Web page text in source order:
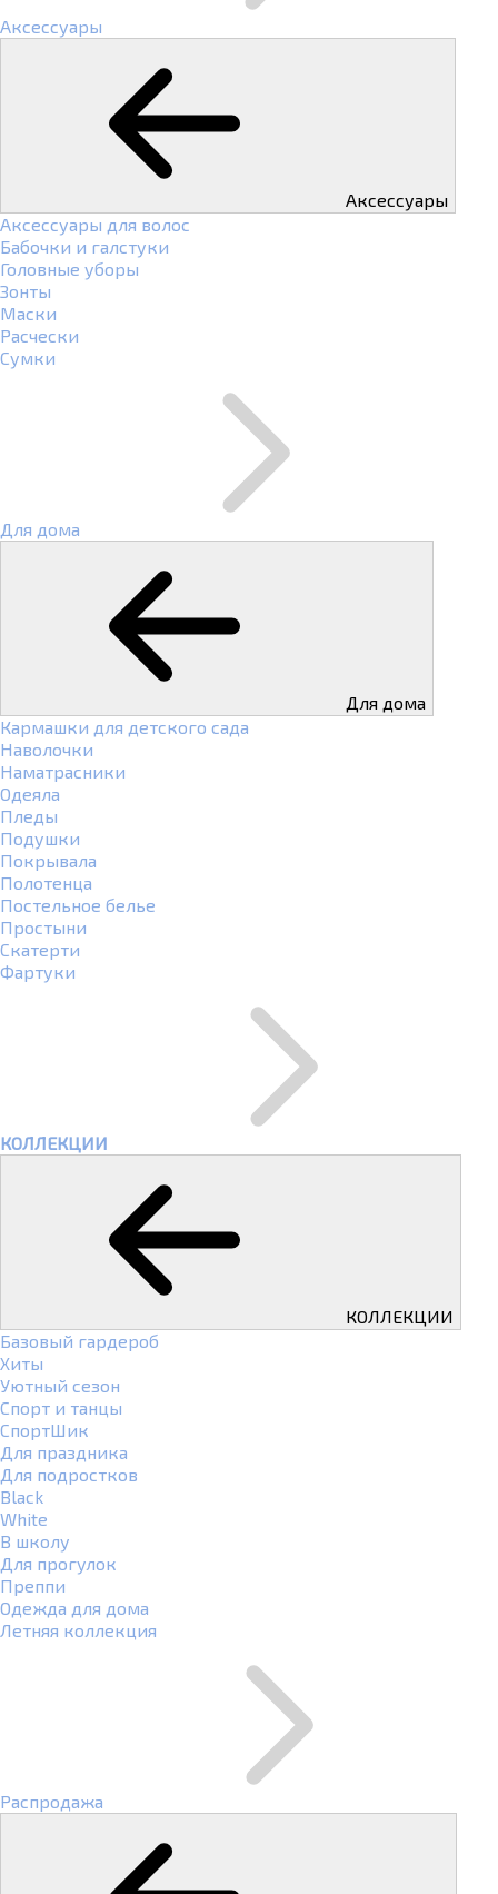
Аксессуары
Аксессуары
Аксессуары для волос
Бабочки и галстуки
Головные уборы
Зонты
Маски
Расчески
Сумки
Для дома
Для дома
Кармашки для детского сада
Наволочки
Наматрасники
Одеяла
Пледы
Подушки
Покрывала
Полотенца
Постельное белье
Простыни
Скатерти
Фартуки
КОЛЛЕКЦИИ
КОЛЛЕКЦИИ
Базовый гардероб
Хиты
Уютный сезон
Спорт и танцы
СпортШик
Для праздника
Для подростков
Black
White
В школу
Для прогулок
Преппи
Одежда для дома
Летняя коллекция
Распродажа